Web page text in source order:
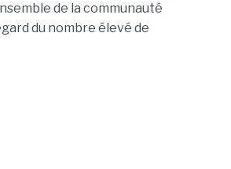
de la communauté
du nombre élevé de